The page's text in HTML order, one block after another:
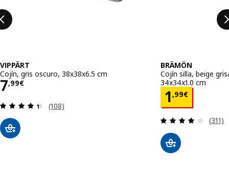
VIPPÄRT
Cojín, gris oscuro, 38x38x6.5 cm
7,99€
Precio 7,99€
Revisa: 4.4 de 5 estrellas. Total opiniones:
(108)
BRÄMÖN
Cojín silla, beige
34x34x1.0 cm
1,99€
Precio
(311)